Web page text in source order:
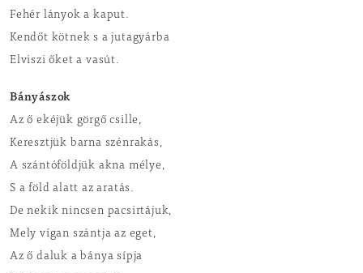
Fehér lányok a kaput.
Kendőt kötnek s a jutagyárba
Elviszi őket a vasút.
Bányászok
Az ő ekéjük görgő csille,
Keresztjük barna szénrakás,
A szántóföldjük akna mélye,
S a föld alatt az aratás.
De nekik nincsen pacsirtájuk,
Mely vígan szántja az eget,
Az ő daluk a bánya sípja